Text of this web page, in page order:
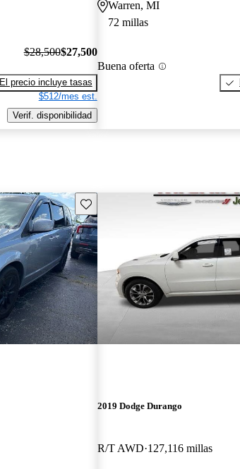
$28,500$27,500
El precio incluye tasas
$512/mes est.
Verif. disponibilidad
Warren, MI
72 millas
Buena oferta
Guarda este Aviso
2019 Dodge Durango
R/T AWD 127,116 millas